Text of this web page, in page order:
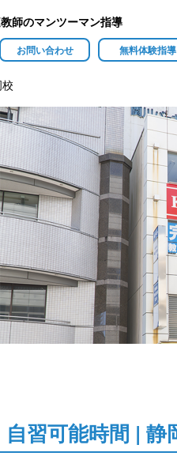
師のマンツーマン指導
お問い合わせ 無料体験指導
習可能時間 | 静